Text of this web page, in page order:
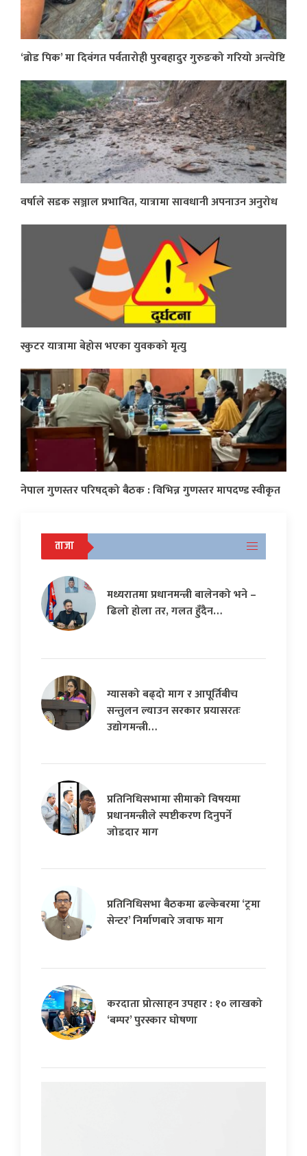
‘ब्रोड पिक’ मा दिवंगत पर्वतारोही पुरबहादुर गुरुङको गरियो अन्त्येष्टि
वर्षाले सडक सञ्जाल प्रभावित, यात्रामा सावधानी अपनाउन अनुरोध
स्कुटर यात्रामा बेहोस भएका युवकको मृत्यु
नेपाल गुणस्तर परिषद्को बैठक : विभिन्न गुणस्तर मापदण्ड स्वीकृत
ताजा
मध्यरातमा प्रधानमन्त्री बालेनको भने –
ढिलो होला तर, गलत हुँदैन…
ग्यासको बढ्दो माग र आपूर्तिबीच
सन्तुलन ल्याउन सरकार प्रयासरतः
उद्योगमन्त्री…
प्रतिनिधिसभामा सीमाको विषयमा
प्रधानमन्त्रीले स्पष्टीकरण दिनुपर्ने
जोडदार माग
प्रतिनिधिसभा बैठकमा ढल्केबरमा ‘ट्रमा
सेन्टर’ निर्माणबारे जवाफ माग
करदाता प्रोत्साहन उपहार : १० लाखको
‘बम्पर’ पुरस्कार घोषणा